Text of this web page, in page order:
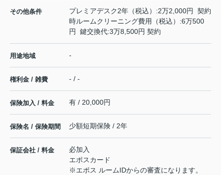
その他条件
プレミアデスク2年（税込）:2万2,000円 契約
時ルームクリーニング費用（税込）:6万500
円 鍵交換代:3万8,500円 契約
用途地域 -
権利金 / 雑費 - / -
保険加入 / 料金 有 / 20,000円
保険名 / 保険期間 少額短期保険 / 2年
保証会社 / 料金
必加入
エポスカード
※エポス ルームIDからの審査になります。